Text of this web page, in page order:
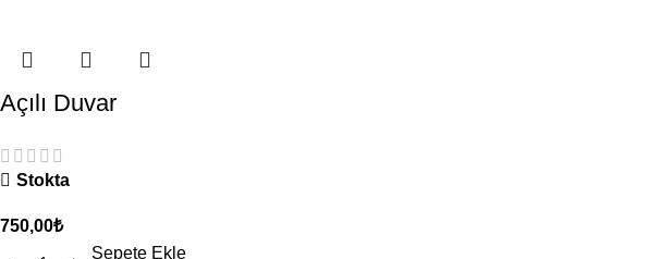
Açılı Duvar
Stokta
750,00₺
Sepete Ekle